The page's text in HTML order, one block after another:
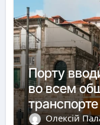
Порту
во всем
транспорте
Олексій